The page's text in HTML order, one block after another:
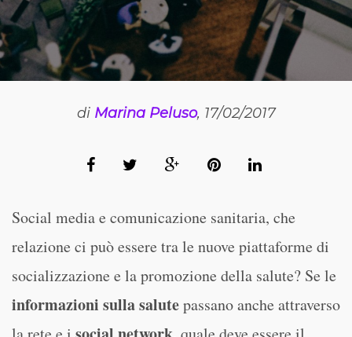
di Marina Peluso, 17/02/2017
Social media e comunicazione sanitaria, che
relazione ci può essere tra le nuove piattaforme di
socializzazione e la promozione della salute? Se le
informazioni sulla salutepassano anche attraverso